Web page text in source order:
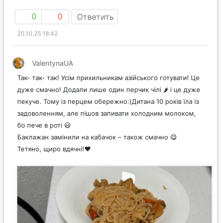
0 0 Ответить
20.10.25 18:42
ValentynaUA
Так- так- так! Усім прихильникам азійського готувати! Це
дуже смачно! Додали лише один перчик чілі 🌶️ і це дуже
пекуче. Тому із перцем обережно:)Дитана 10 років їла із
задоволенням, але пішов запивати холодним молоком,
бо пече в роті 😃
Баклажан замінили на кабачок – також смачно 😋
Тетяно, щиро вдячні!❤️